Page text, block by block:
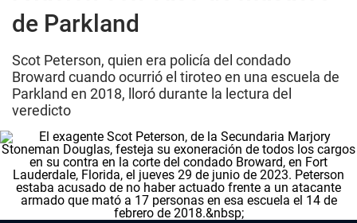
de Parkland
Scot Peterson, quien era policía del condado
Broward cuando ocurrió el tiroteo en una escuela de
Parkland en 2018, lloró durante la lectura del
veredicto